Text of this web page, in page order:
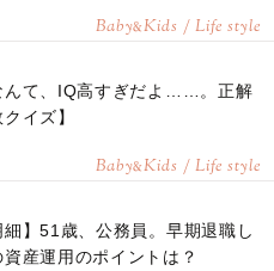
Baby&Kids / Life style
んて、IQ高すぎだよ……。正解
イズ】
Baby&Kids / Life style
細】51歳、公務員。早期退職し
産運用のポイントは？